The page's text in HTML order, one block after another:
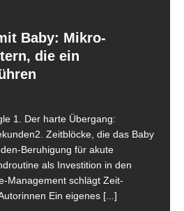
Baby: Mikro-
die ein
1. Der harte Übergang:
Zeitblöcke, die das Baby
Beruhigung für akute
als Investition in den
Management schlägt Zeit-
Ein eigenes [...]